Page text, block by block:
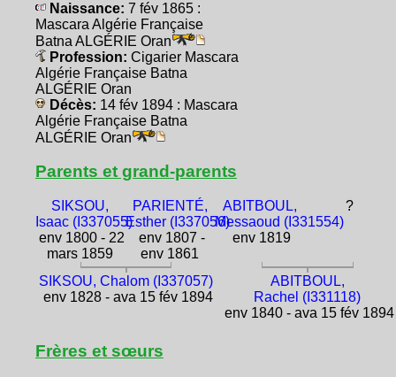
Naissance: 7 fév 1865 :
Mascara Algérie Française
Batna ALGÉRIE Oran
Profession: Cigarier Mascara
Algérie Française Batna
ALGÉRIE Oran
Décès: 14 fév 1894 : Mascara
Algérie Française Batna
ALGÉRIE Oran
Parents et grand-parents
SIKSOU,
Isaac (I337055)
env 1800 - 22
mars 1859
PARIENTÉ,
Esther (I337056)
env 1807 -
env 1861
ABITBOUL,
Messaoud (I331554)
env 1819
?
SIKSOU, Chalom (I337057)
env 1828 - ava 15 fév 1894
ABITBOUL,
Rachel (I331118)
env 1840 - ava 15 fév 1894
Frères et sœurs